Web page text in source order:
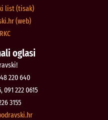
list (tisak)
(web)
oglasi
220 640
091 222 0615
3155